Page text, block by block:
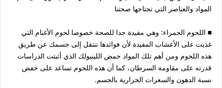
المواد والعناصر التي تحتاجها صحتنا
■ اللحوم الحمراء: وهي مفيدة جدا للصحة خصوصا لحوم الأغنام التي
غذيت على الأعشاب المفيدة لأن فوائدها تنتقل إلى جسمك عن طريق
هذه اللحوم ومن أهم تلك المواد حمض اللينيولك الذي أثبتت الدراسات
قدرته على مقاومة السرطان، كما أن هذه اللحوم تساعد على خفض
نسبة الدهون والسعرات الحرارية بالجسم.